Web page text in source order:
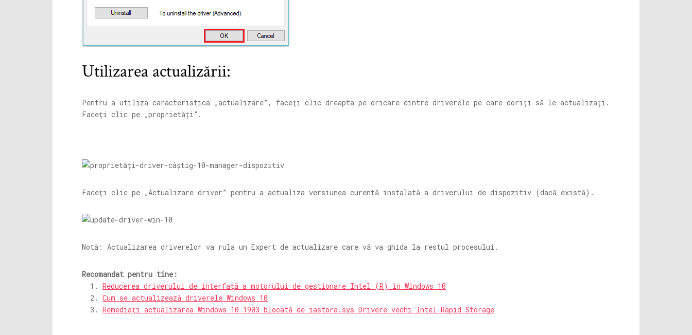
Utilizarea actualizării:
Pentru a utiliza caracteristica „actualizare”, faceți clic dreapta pe oricare dintre driverele pe care doriți să le actualizați.
Faceți clic pe „proprietăți”.
Faceți clic pe „Actualizare driver” pentru a actualiza versiunea curentă instalată a driverului de dispozitiv (dacă există).
Notă: Actualizarea driverelor va rula un Expert de actualizare care vă va ghida la restul procesului.
Recomandat pentru tine:
Reducerea driverului de interfață a motorului de gestionare Intel (R) în Windows 10
Cum se actualizează driverele Windows 10
Remediați actualizarea Windows 10 1903 blocată de iastora.sys Drivere vechi Intel Rapid Storage